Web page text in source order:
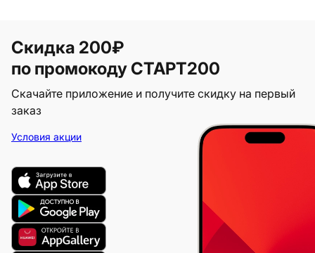
Скидка 200₽
по промокоду СТАРТ200
Скачайте приложение и получите скидку на первый
заказ
Условия акции